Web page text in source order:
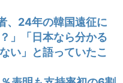
、24年の韓国遠征に
」「日本なら分かる
い」と語っていたこ